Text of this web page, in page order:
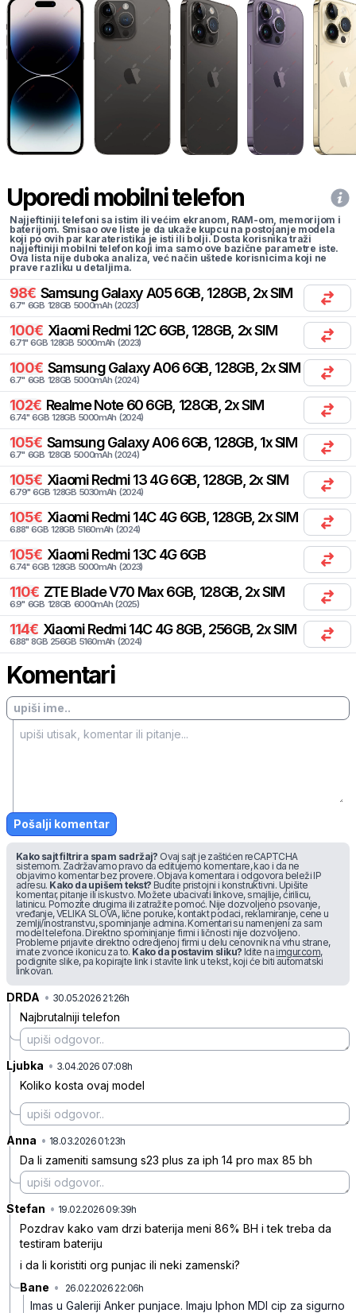
Uporedi mobilni telefon
Najjeftiniji telefoni sa istim ili većim ekranom, RAM-om, memorijom i
baterijom. Smisao ove liste je da ukaže kupcu na postojanje modela
koji po ovih par karateristika je isti ili bolji. Dosta korisnika traži
najjeftiniji mobilni telefon koji ima samo ove bazične parametre iste.
Ova lista nije duboka analiza, već način uštede korisnicima koji ne
prave razliku u detaljima.
98€ Samsung Galaxy A05 6GB, 128GB, 2x SIM
6.7" 6GB 128GB 5000mAh (2023)
100€ Xiaomi Redmi 12C 6GB, 128GB, 2x SIM
6.71" 6GB 128GB 5000mAh (2023)
100€ Samsung Galaxy A06 6GB, 128GB, 2x SIM
6.7" 6GB 128GB 5000mAh (2024)
102€ Realme Note 60 6GB, 128GB, 2x SIM
6.74" 6GB 128GB 5000mAh (2024)
105€ Samsung Galaxy A06 6GB, 128GB, 1x SIM
6.7" 6GB 128GB 5000mAh (2024)
105€ Xiaomi Redmi 13 4G 6GB, 128GB, 2x SIM
6.79" 6GB 128GB 5030mAh (2024)
105€ Xiaomi Redmi 14C 4G 6GB, 128GB, 2x SIM
6.88" 6GB 128GB 5160mAh (2024)
105€ Xiaomi Redmi 13C 4G 6GB
6.74" 6GB 128GB 5000mAh (2023)
110€ ZTE Blade V70 Max 6GB, 128GB, 2x SIM
6.9" 6GB 128GB 6000mAh (2025)
114€ Xiaomi Redmi 14C 4G 8GB, 256GB, 2x SIM
6.88" 8GB 256GB 5160mAh (2024)
Komentari
Pošalji komentar
Kako sajt filtrira spam sadržaj? Ovaj sajt je zaštićen reCAPTCHA
sistemom. Zadržavamo pravo da editujemo komentare, kao i da ne
objavimo komentar bez provere. Objava komentara i odgovora beleži IP
adresu. Kako da upišem tekst? Budite pristojni i konstruktivni. Upišite
komentar, pitanje ili iskustvo. Možete ubacivati linkove, smajlije, ćirilicu,
latinicu. Pomozite drugima ili zatražite pomoć. Nije dozvoljeno psovanje,
vređanje, VELIKA SLOVA, lične poruke, kontakt podaci, reklamiranje, cene u
zemlji/inostranstvu, spominjanje admina. Komentari su namenjeni za sam
model telefona. Direktno spominjanje firmi i ličnosti nije dozvoljeno.
Probleme prijavite direktno odredjenoj firmi u delu cenovnik na vrhu strane,
imate zvonce ikonicu za to. Kako da postavim sliku? Idite na imgur.com,
podignite slike, pa kopirajte link i stavite link u tekst, koji će biti automatski
linkovan.
DRDA • 30.05.2026 21:26h
Najbrutalniji telefon
Ljubka • 3.04.2026 07:08h
Koliko kosta ovaj model
Anna • 18.03.2026 01:23h
Da li zameniti samsung s23 plus za iph 14 pro max 85 bh
Stefan • 19.02.2026 09:39h
Pozdrav kako vam drzi baterija meni 86% BH i tek treba da
testiram bateriju
i da li koristiti org punjac ili neki zamenski?
Bane • 26.02.2026 22:06h
Imas u Galeriji Anker punjace. Imaju Iphon MDI cip za sigurno